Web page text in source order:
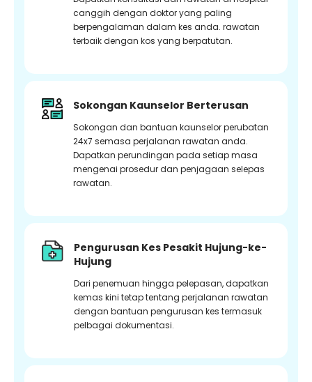
canggih dengan doktor yang paling
berpengalaman dalam kes anda. rawatan
terbaik dengan kos yang berpatutan.
Sokongan Kaunselor Berterusan
Sokongan dan bantuan kaunselor perubatan
24x7 semasa perjalanan rawatan anda.
Dapatkan perundingan pada setiap masa
mengenai prosedur dan penjagaan selepas
rawatan.
Pengurusan Kes Pesakit Hujung-ke-
Hujung
Dari penemuan hingga pelepasan, dapatkan
kemas kini tetap tentang perjalanan rawatan
dengan bantuan pengurusan kes termasuk
pelbagai dokumentasi.